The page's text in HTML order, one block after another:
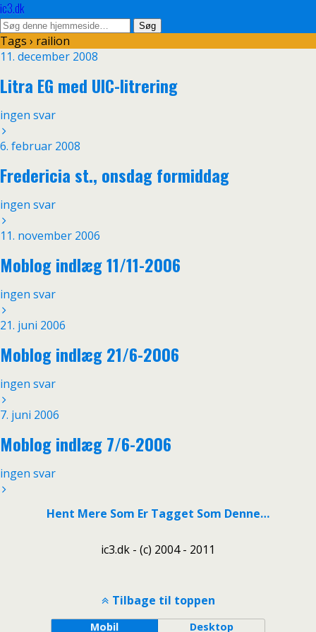
ic3.dk
Tags › railion
11. december 2008
Litra EG med UIC-litrering
ingen svar
6. februar 2008
Fredericia st., onsdag formiddag
ingen svar
11. november 2006
Moblog indlæg 11/11-2006
ingen svar
21. juni 2006
Moblog indlæg 21/6-2006
ingen svar
7. juni 2006
Moblog indlæg 7/6-2006
ingen svar
Hent Mere Som Er Tagget Som Denne…
ic3.dk - (c) 2004 - 2011
Tilbage til toppen
Mobil Desktop